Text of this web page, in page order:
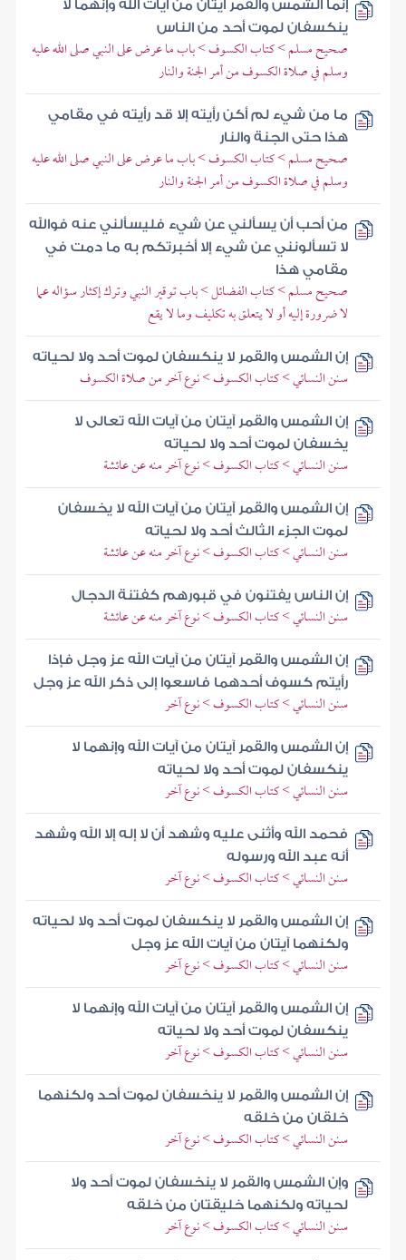
إنما الشمس والقمر آيتان من آيات الله وإنهما لا
ينكسفان لموت أحد من الناس
صحيح مسلم > كتاب الكسوف > باب ما عرض على النبي صلى الله عليه
وسلم في صلاة الكسوف من أمر الجنة والنار
ما من شيء لم أكن رأيته إلا قد رأيته في مقامي
هذا حتى الجنة والنار
صحيح مسلم > كتاب الكسوف > باب ما عرض على النبي صلى الله عليه
وسلم في صلاة الكسوف من أمر الجنة والنار
من أحب أن يسألني عن شيء فليسألني عنه فوالله
لا تسألونني عن شيء إلا أخبرتكم به ما دمت في
مقامي هذا
صحيح مسلم > كتاب الفضائل > باب توقير النبي وترك إكثار سؤاله عما
لا ضرورة إليه أو لا يتعلق به تكليف وما لا يقع
إن الشمس والقمر لا ينكسفان لموت أحد ولا لحياته
سنن النسائي > كتاب الكسوف > نوع آخر من صلاة الكسوف
إن الشمس والقمر آيتان من آيات الله تعالى لا
يخسفان لموت أحد ولا لحياته
سنن النسائي > كتاب الكسوف > نوع آخر منه عن عائشة
إن الشمس والقمر آيتان من آيات الله لا يخسفان
لموت الجزء الثالث أحد ولا لحياته
سنن النسائي > كتاب الكسوف > نوع آخر منه عن عائشة
إن الناس يفتنون في قبورهم كفتنة الدجال
سنن النسائي > كتاب الكسوف > نوع آخر منه عن عائشة
إن الشمس والقمر آيتان من آيات الله عز وجل فإذا
رأيتم كسوف أحدهما فاسعوا إلى ذكر الله عز وجل
سنن النسائي > كتاب الكسوف > نوع آخر
إن الشمس والقمر آيتان من آيات الله وإنهما لا
ينكسفان لموت أحد ولا لحياته
سنن النسائي > كتاب الكسوف > نوع آخر
فحمد الله وأثنى عليه وشهد أن لا إله إلا الله وشهد
أنه عبد الله ورسوله
سنن النسائي > كتاب الكسوف > نوع آخر
إن الشمس والقمر لا ينكسفان لموت أحد ولا لحياته
ولكنهما آيتان من آيات الله عز وجل
سنن النسائي > كتاب الكسوف > نوع آخر
إن الشمس والقمر آيتان من آيات الله وإنهما لا
ينكسفان لموت أحد ولا لحياته
سنن النسائي > كتاب الكسوف > نوع آخر
إن الشمس والقمر لا ينخسفان لموت أحد ولكنهما
خلقان من خلقه
سنن النسائي > كتاب الكسوف > نوع آخر
وإن الشمس والقمر لا ينخسفان لموت أحد ولا
لحياته ولكنهما خليقتان من خلقه
سنن النسائي > كتاب الكسوف > نوع آخر